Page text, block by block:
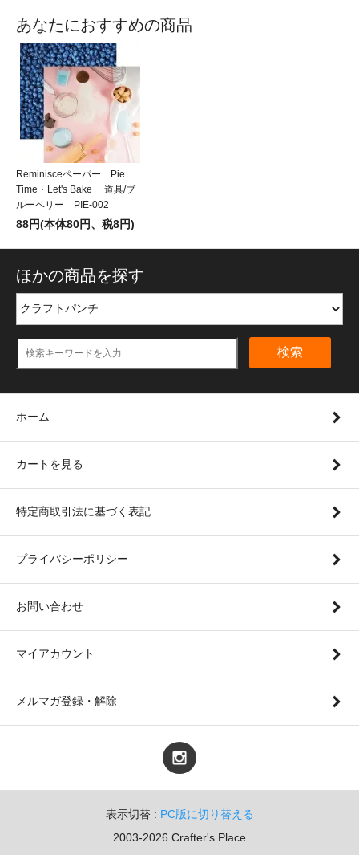
あなたにおすすめの商品
Reminisceペーパー Pie
Time・Let's Bake 道具/ブ
ルーベリー PIE-002
88円(本体80円、税8円)
ほかの商品を探す
検索
ホーム
カートを見る
特定商取引法に基づく表記
プライバシーポリシー
お問い合わせ
マイアカウント
メルマガ登録・解除
表示切替 : PC版に切り替える
2003-2026 Crafter's Place